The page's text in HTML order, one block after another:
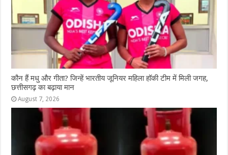
कौन हैं मधु और गीता? जिन्हें भारतीय जूनियर महिला हॉकी टीम में मिली जगह,
छत्तीसगढ़ का बढ़ाया मान
August 7, 2026